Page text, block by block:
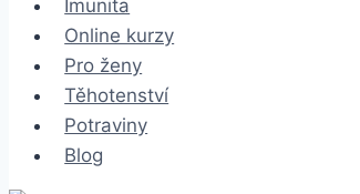
Imunita
Online kurzy
Pro ženy
Těhotenství
Potraviny
Blog